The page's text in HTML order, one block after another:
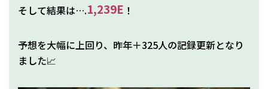
そして結果は….1,239E ！
予想を大幅に上回り、昨年＋325人の記録更新となり
ました📈